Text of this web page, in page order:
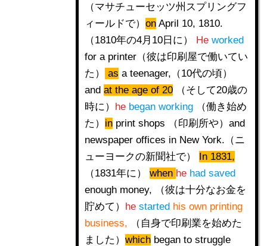
（マサチューセッツ州スプリングフ
ィールドで） on April 10, 1810.
（1810年の4月10日に） He worked
for a printer（彼は印刷屋で働いてい
た）
as a teenager,（10代の頃）
and at the age of 20 （そして20歳の
時に） he began working
（働き始め
た） in print shops （印刷所や）and
newspaper offices in New York.（ニ
ューヨークの新聞社で） In 1831,
（1831年に） when he had saved
enough money, （彼は十分なお金を
貯めて） he started his own printing
business,
（自身で印刷業を始めた
ました） which began to struggle